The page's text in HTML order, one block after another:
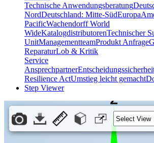
Technische Anwendungsberatung
NordDeutschland: Mitte-SüdEuropa
PacificWachendorff World
WideKatalogdistributorenTechnischer
UnitManagementteamProdukt Anfrage
ReparaturLob & Kritik
Service
Ansprechpartner
Resilience ActUmstieg leicht gemacht
Step Viewer